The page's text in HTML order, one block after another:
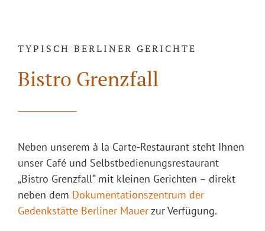
TYPISCH BERLINER GERICHTE
Bistro Grenzfall
Neben unserem à la Carte-Restaurant steht Ihnen
unser Café und Selbstbedienungsrestaurant
„Bistro Grenzfall“ mit kleinen Gerichten – direkt
neben dem Dokumentationszentrum der
Gedenkstätte Berliner Mauerzur Verfügung.